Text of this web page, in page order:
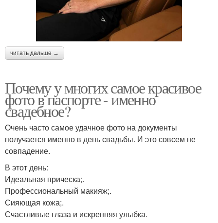
читать дальше →
Почему у многих самое красивое
фото в паспорте - именно
свадебное?
Очень часто самое удачное фото на документы
получается именно в день свадьбы. И это совсем не
совпадение.
В этот день:
Идеальная прическа;.
Профессиональный макияж;.
Сияющая кожа;.
Счастливые глаза и искренняя улыбка.